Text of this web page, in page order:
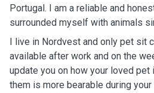
Portugal. I am a reliable and
surrounded myself with animals
I live in Nordvest and only pet sit
available after work and on the
update you on how your loved
them is more bearable during